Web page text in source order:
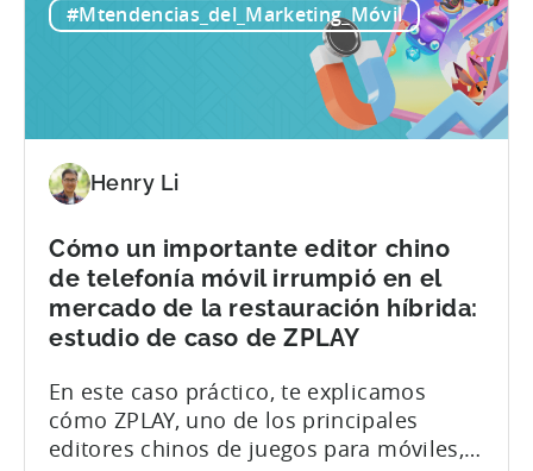
Games:
Cómo
utiliza
impulsar
su
crecimiento
#Mtendencias_del_Marketing_Móvil
Henry Li
Cómo un importante editor chino
de telefonía móvil irrumpió en el
mercado de la restauración híbrida:
estudio de caso de ZPLAY
En este caso práctico, te explicamos
cómo ZPLAY, uno de los principales
editores chinos de juegos para móviles,